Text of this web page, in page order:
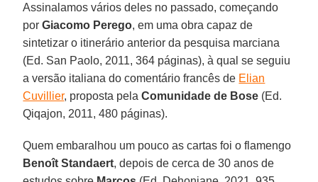
Assinalamos vários deles no passado, começando
porGiacomo Perego, em uma obra capaz de
sintetizar o itinerário anterior da pesquisa marciana
(Ed. San Paolo, 2011, 364 páginas), à qual se seguiu
a versão italiana do comentário francês de Elian
Cuvillier, proposta pelaComunidade de Bose (Ed.
Qiqajon, 2011, 480 páginas).
Quem embaralhou um pouco as cartas foi o flamengo
Benoît Standaert, depois de cerca de 30 anos de